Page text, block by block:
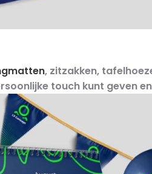
, zitzakken,
touch kunt geven